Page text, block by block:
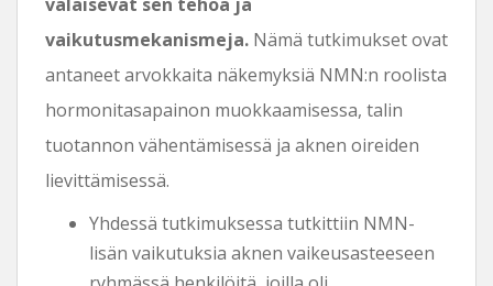
vaikutusmekanismeja. Nämä tutkimukset ovat
antaneet arvokkaita näkemyksiä NMN:n roolista
hormonitasapainon muokkaamisessa, talin
tuotannon vähentämisessä ja aknen oireiden
lievittämisessä.
Yhdessä tutkimuksessa tutkittiin NMN-
lisän vaikutuksia aknen vaikeusasteeseen